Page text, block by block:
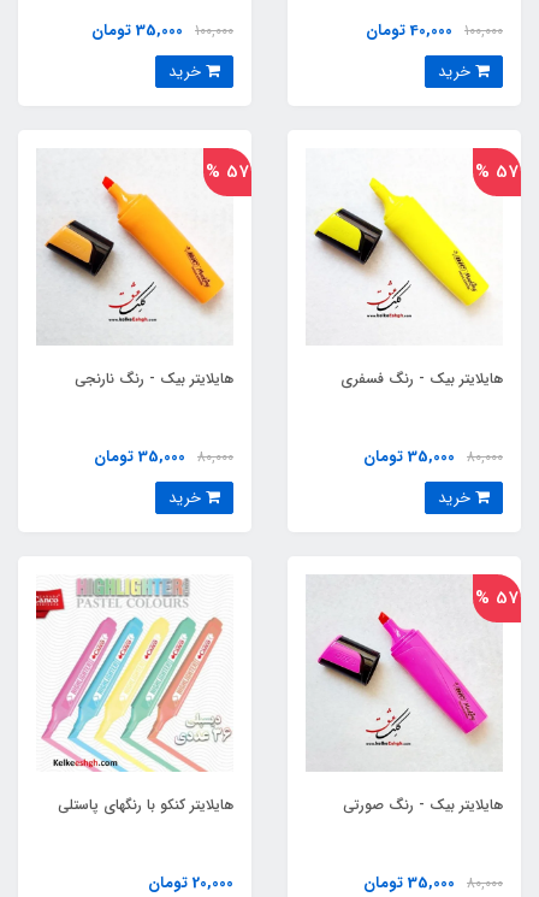
100,000 40,000 تومان
100,000 35,000 تومان
57 %
هایلایتر بیک - رنگ فسفری
80,000 35,000 تومان
57 %
هایلایتر بیک - رنگ نارنجی
80,000 35,000 تومان
57 %
هایلایتر بیک - رنگ صورتی
80,000 35,000 تومان
هایلایتر کنکو با رنگهای پاستلی
20,000 تومان